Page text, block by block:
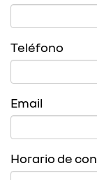
Teléfono
Email
Horario de